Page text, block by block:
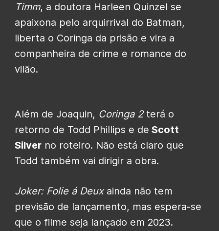
Timm, a doutora Harleen Quinzel se
apaixona pelo arquirrival do Batman,
liberta o Coringa da prisão e vira a
companheira de crime e romance do
vilão.
Além de Joaquin, Coringa 2terá o
retorno de Todd Phillips e de Scott
Silver no roteiro. Não está claro que
Todd também vai dirigir a obra.
Joker: Folie á Deuxainda não tem
previsão de lançamento, mas espera-se
que o filme seja lançado em 2023.